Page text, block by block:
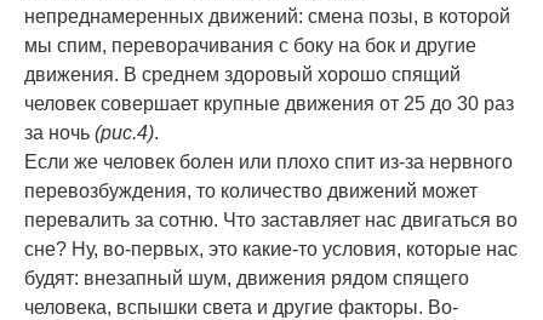
непреднамеренных движений: смена позы, в которой
мы спим, переворачивания с боку на бок и другие
движения. В среднем здоровый хорошо спящий
человек совершает крупные движения от 25 до 30 раз
за ночь (рис.4).
Если же человек болен или плохо спит из-за нервного
перевозбуждения, то количество движений может
перевалить за сотню. Что заставляет нас двигаться во
сне? Ну, во-первых, это какие-то условия, которые нас
будят: внезапный шум, движения рядом спящего
человека, вспышки света и другие факторы. Во-